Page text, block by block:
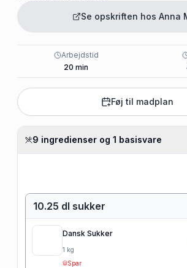
Se opskriften hos Anna
Arbejdstid
20 min
Føj til madplan
9 ingredienser og 1 basisvare
10.25 dl sukker
Dansk Sukker
1 kg
Spar